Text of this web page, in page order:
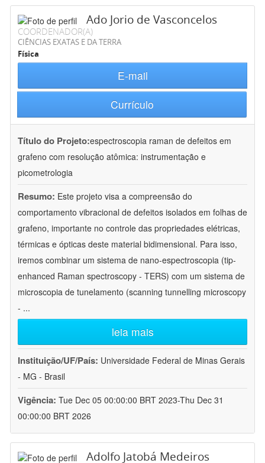
Ado Jorio de Vasconcelos
COORDENADOR(A)
CIÊNCIAS EXATAS E DA TERRA
Física
E-mail
Currículo
Título do Projeto:espectroscopia raman de defeitos em
grafeno com resolução atômica: instrumentação e
picometrologia
Resumo: Este projeto visa a compreensão do
comportamento vibracional de defeitos isolados em folhas de
grafeno, importante no controle das propriedades elétricas,
térmicas e ópticas deste material bidimensional. Para isso,
iremos combinar um sistema de nano-espectroscopia (tip-
enhanced Raman spectroscopy - TERS) com um sistema de
microscopia de tunelamento (scanning tunnelling microscopy
- ...
leia mais
Instituição/UF/País: Universidade Federal de Minas Gerais
- MG - Brasil
Vigência: Tue Dec 05 00:00:00 BRT 2023-Thu Dec 31
00:00:00 BRT 2026
Adolfo Jatobá Medeiros